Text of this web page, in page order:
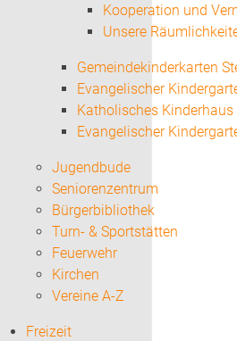
Kooperation und
Unsere
Gemeindekinderkarten
Evangelischer
Katholisches
Evangelischer
Jugendbude
Seniorenzentrum
Bürgerbibliothek
Turn- & Sportstätten
Feuerwehr
Kirchen
Vereine A-Z
Freizeit